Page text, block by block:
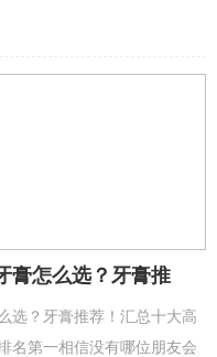
个方面第一...
膏怎么选？牙膏推
选？牙膏推荐！汇总十大高
名第一相信没有哪位朋友会